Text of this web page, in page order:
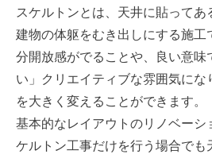
スケルトンとは、天井に貼ってあ
建物の体躯をむき出しにする施工
分開放感がでることや、良い意味
い」クリエイティブな雰囲気にな
を大きく変えることができます。
基本的なレイアウトのリノベーシ
ケルトン工事だけを行う場合でも